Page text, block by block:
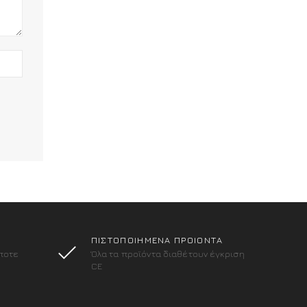
ΠΙΣΤΟΠΟΙΗΜΕΝΑ ΠΡΟΙΟΝΤΑ
Όλα τα προϊόντα διαθέτουν έγκριση
CE